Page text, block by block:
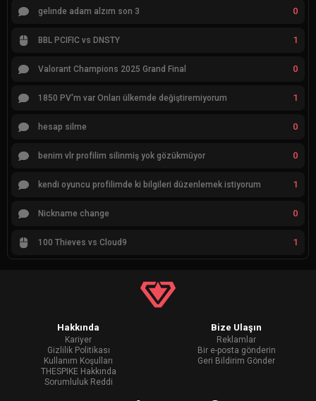
gelınde adam alzım son 3 0
BBL PCIFIC vs DNSTY 1
Valorant Champions 2025 Grand Final 0
1850 PV'm var Onları ülkemde değiştiremiyorum 1
hesap silme 0
benim vlr profilim silinmiş yok gözükmüyor 0
kendi oyuncu profilimde ki bilgileri düzenlemek istiyorum 1
Nickname change 0
100 Thieves vs Cloud9 1
Hakkında
Kariyer
Gizlilik Politikası
Kullanım Koşulları
THESPIKE Hakkında
Sorumluluk Reddi
Bize Ulaşın
Reklamlar
Bir e-posta gönderin
Geri Bildirim Gönder